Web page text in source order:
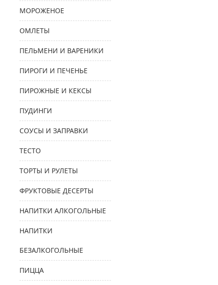
МОРОЖЕНОЕ
ОМЛЕТЫ
ПЕЛЬМЕНИ И ВАРЕНИКИ
ПИРОГИ И ПЕЧЕНЬЕ
ПИРОЖНЫЕ И КЕКСЫ
ПУДИНГИ
СОУСЫ И ЗАПРАВКИ
ТЕСТО
ТОРТЫ И РУЛЕТЫ
ФРУКТОВЫЕ ДЕСЕРТЫ
НАПИТКИ АЛКОГОЛЬНЫЕ
НАПИТКИ
БЕЗАЛКОГОЛЬНЫЕ
ПИЦЦА